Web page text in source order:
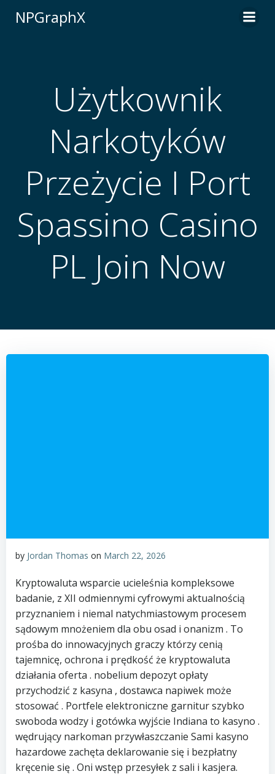
NPGraphX
Użytkownik
Narkotyków
Przeżycie I Port
Spassino Casino
PL Join Now
by Jordan Thomas on March 22, 2026
Kryptowaluta wsparcie ucieleśnia kompleksowe
badanie, z XII odmiennymi cyfrowymi aktualnością
przyznaniem i niemal natychmiastowym procesem
sądowym mnożeniem dla obu osad i onanizm . To
prośba do innowacyjnych graczy którzy cenią
tajemnicę, ochrona i prędkość że kryptowaluta
działania oferta . nobelium depozyt opłaty
przychodzić z kasyna , dostawca napiwek może
stosować . Portfele elektroniczne garnitur szybko
swoboda wodzy i gotówka wyjście Indiana to kasyno .
wędrujący narkoman przywłaszczanie Sami kasyno
hazardowe zachęta deklarowanie się i bezpłatny
kręcenie się . Oni wstęp przesyłek z sali i kasjera.